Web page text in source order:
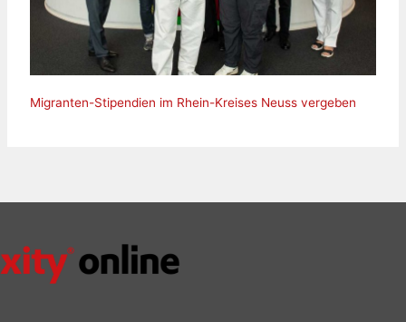
Migranten-Stipendien im Rhein-Kreises Neuss vergeben